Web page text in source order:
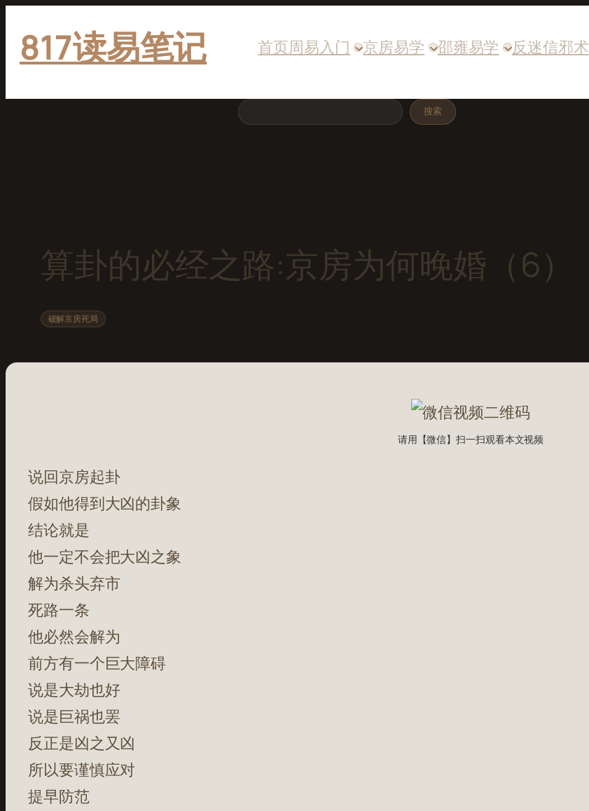
内817读易笔记 首页周易入门 京房易学 邵雍易学 反迷信邪术
搜索
算卦的必经之路:京房为何晚婚（6）
破解京房死局
请用【微信】扫一扫观看本文视频
说回京房起卦
假如他得到大凶的卦象
结论就是
他一定不会把大凶之象
解为杀头弃市
死路一条
他必然会解为
前方有一个巨大障碍
说是大劫也好
说是巨祸也罢
反正是凶之又凶
所以要谨慎应对
提早防范